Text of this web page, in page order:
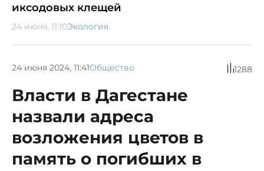
иксодовых клещей
24 июня, 11:10Экология
24 июня 2024, 11:41Общество 1288
Власти в Дагестане
назвали адреса
возложения цветов в
память о погибших в